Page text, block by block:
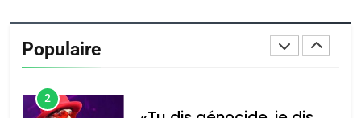
Tout sur la Nostalgie
נשיא המדינה יצחק
Accords d’Isaac: l’alliance
Populaire